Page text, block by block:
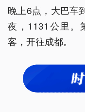
晚上6点，大巴
夜，1131公里。
客，开往成都。